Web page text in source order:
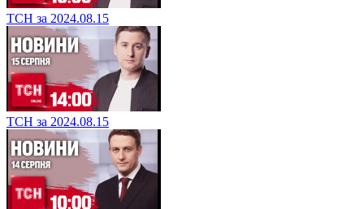
ТСН за 2024.08.15
ТСН за 2024.08.15